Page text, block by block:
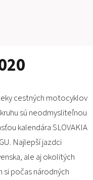
cestných motocyklov
sú neodmysliteľnou
kalendára SLOVAKIA
Najlepší jazdci
ale aj okolitých
si počas národných